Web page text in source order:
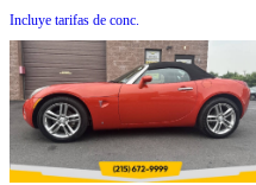
Incluye tarifas de conc.